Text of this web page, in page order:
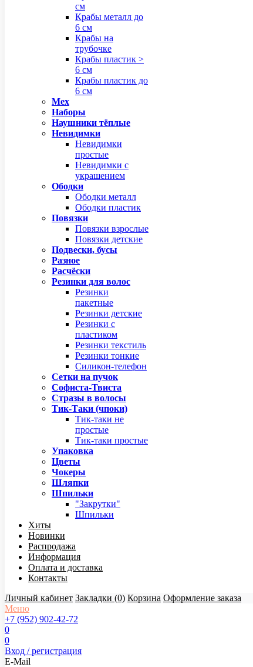
см
Крабы металл до
6 см
Крабы на
трубочке
Крабы пластик >
6 см
Крабы пластик до
6 см
Мех
Наборы
Наушники тёплые
Невидимки
Невидимки
простые
Невидимки с
украшением
Ободки
Ободки металл
Ободки пластик
Повязки
Повязки взрослые
Повязки детские
Подвески, бусы
Разное
Расчёски
Резинки для волос
Резинки
пакетные
Резинки детские
Резинки с
пластиком
Резинки текстиль
Резинки тонкие
Силикон-телефон
Сетки на пучок
Софиста-Твиста
Стразы в волосы
Тик-Таки (чпоки)
Тик-таки не
простые
Тик-таки простые
Упаковка
Цветы
Чокеры
Шляпки
Шпильки
"Закрутки"
Шпильки
Хиты
Новинки
Распродажа
Информация
Оплата и доставка
Контакты
Личный кабинет Закладки (0) Корзина Оформление заказа
Меню
+7 (952) 902-42-72
0
0
Вход / регистрация
E-Mail